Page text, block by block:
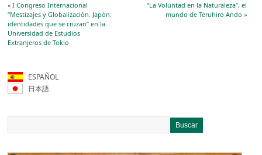
«I Congreso Internacional
“Mestizajes y Globalización. Japón:
identidades que se cruzan” en la
Universidad de Estudios
Extranjeros de Tokio
“La Voluntad en la Naturaleza”, el
mundo de Teruhiro Ando »
ESPAÑOL
日本語